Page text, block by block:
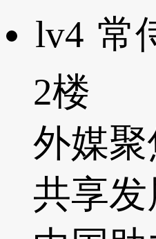
lv4 常
2楼
外媒聚
共享发